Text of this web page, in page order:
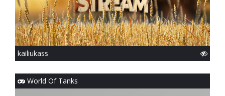
kailiukass
World Of Tanks